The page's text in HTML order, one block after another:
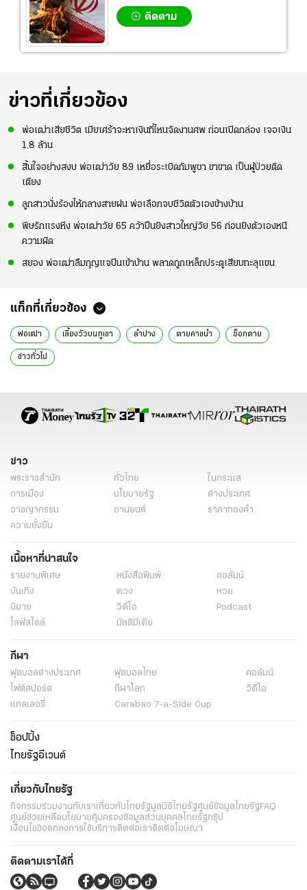
ติดตาม
ข่าวที่เกี่ยวข้อง
พ่อเฒ่าเสียชีวิต เมียเศร้าจะหาเงินที่ไหนจัดงานศพ ก่อนเปิดกล่อง เจอเงิน
1.8 ล้าน
สิ้นใจอย่างสงบ พ่อเฒ่าวัย 89 เหยื่อระเบิดกัมพูชา ขาขาด เป็นผู้ป่วยติด
เตียง
ลูกสาวนั่งร้องไห้กลางสายฝน พ่อเลือกจบชีวิตตัวเองข้างบ้าน
พิษรักแรงหึง พ่อเฒ่าวัย 65 คว้าปืนยิงสาวใหญ่วัย 56 ก่อนยิงตัวเองหนี
ความผิด
สยอง พ่อเฒ่าลืมกุญแจปีนเข้าบ้าน พลาดถูกเหล็กประตูเสียบทะลุแขน
แท็กที่เกี่ยวข้อง
พ่อเฒ่า เลี้ยงวัวบนภูเขา ลำปาง ตายคาขนำ ช็อกตาย
ข่าวทั่วไป
ข่าว
พระราชสำนัก ทั่วไทย
ในกระแส
การเมือง
นโยบายรัฐ
ต่างประเทศ
อาชญากรรม
ยานยนต์
ราคาทองคำ
ความยั่งยืน
เนื้อหาที่น่าสนใจ
รายงานพิเศษ หนังสือพิมพ์
คอลัมน์
บันเทิง
ดวง
หวย
นิยาย
วิดีโอ
Podcast
ไลฟ์สไตล์
มัลติมีเดีย
กีฬา
ฟุตบอลต่่างประเทศ ฟุตบอลไทย
คอลัมน์
ไฟต์สปอร์ต
กีฬาโลก
วิดีโอ
แกลเลอรี่
Carabao 7-a-Side Cup
ช็อปปิ้ง
ไทยรัฐอีเวนต์
เกี่ยวกับไทยรัฐ
กิจกรรมร่วมงานกับเราเกี่ยวกับไทยรัฐมูลนิธิไทยรัฐศูนย์ข้อมูลไทยรัฐFAQ
ศูนย์ช่วยเหลือนโยบายคุ้มครองข้อมูลส่วนบุคคลไทยรัฐกรุ๊ป
เงื่อนไขข้อตกลงการใช้บริการติดต่อเราติดต่อโฆษณา
ติดตามเราได้ที่